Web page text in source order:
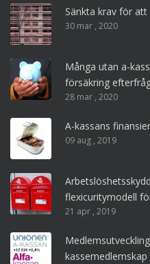
Sänkta krav för
30 mar , 2020
Många utan a-
försäkring
28 mar , 2020
A-kassans
09 aug , 2019
flexicuritymodell
21 apr , 2019
kassemedlemskap